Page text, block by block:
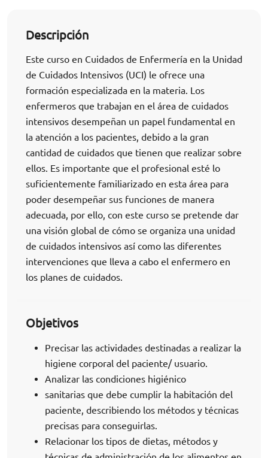
Descripción
Este curso en Cuidados de Enfermería en la Unidad
de Cuidados Intensivos (UCI) le ofrece una
formación especializada en la materia. Los
enfermeros que trabajan en el área de cuidados
intensivos desempeñan un papel fundamental en
la atención a los pacientes, debido a la gran
cantidad de cuidados que tienen que realizar sobre
ellos. Es importante que el profesional esté lo
suficientemente familiarizado en esta área para
poder desempeñar sus funciones de manera
adecuada, por ello, con este curso se pretende dar
una visión global de cómo se organiza una unidad
de cuidados intensivos así como las diferentes
intervenciones que lleva a cabo el enfermero en
los planes de cuidados.
Objetivos
Precisar las actividades destinadas a realizar la
higiene corporal del paciente/ usuario.
Analizar las condiciones higiénico
sanitarias que debe cumplir la habitación del
paciente, describiendo los métodos y técnicas
precisas para conseguirlas.
Relacionar los tipos de dietas, métodos y